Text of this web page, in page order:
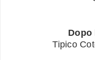
Dopo
Tipico